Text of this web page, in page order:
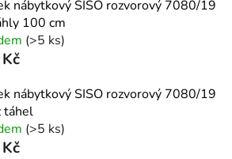
nábytkový SISO rozvorový 7080/19
100 cm
(>5 ks)
nábytkový SISO rozvorový 7080/19
táhel
(>5 ks)